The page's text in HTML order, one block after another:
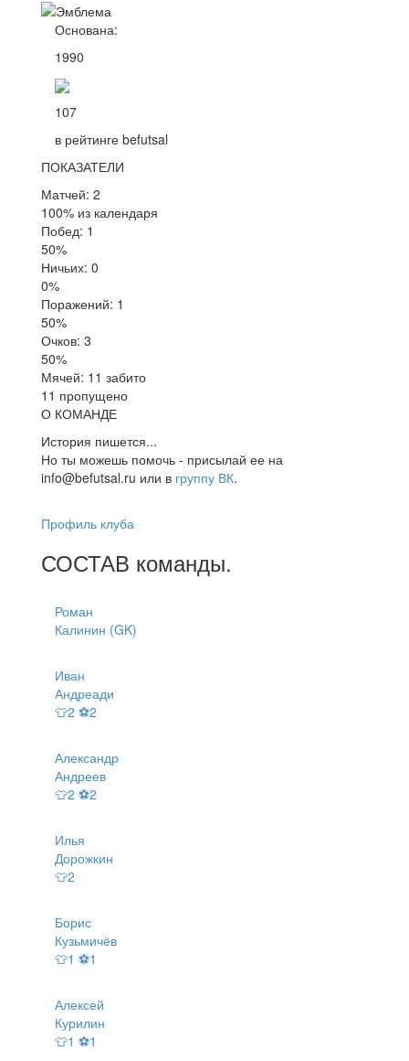
Основана:
1990
107
в рейтинге befutsal
ПОКАЗАТЕЛИ
Матчей: 2
100% из календаря
Побед: 1
50%
Ничьих: 0
0%
Поражений: 1
50%
Очков: 3
50%
Мячей: 11 забито
11 пропущено
О КОМАНДЕ
История пишется...
Но ты можешь помочь - присылай ее на
info@befutsal.ru или в группу ВК.
Профиль клуба
СОСТАВ команды.
Роман
Калинин (GK)
Иван
Андреади
👕2 ⚽2
Александр
Андреев
👕2 ⚽2
Илья
Дорожкин
👕2
Борис
Кузьмичёв
👕1 ⚽1
Алексей
Курилин
👕1 ⚽1